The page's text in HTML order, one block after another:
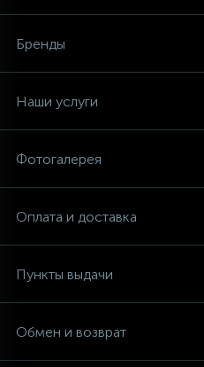
Бренды
Наши услуги
Фотогалерея
Оплата и доставка
Пункты выдачи
Обмен и возврат